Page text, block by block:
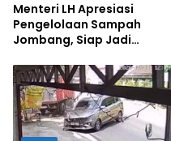
Menteri LH Apresiasi
Pengelolaan Sampah
Jombang, Siap Jadi